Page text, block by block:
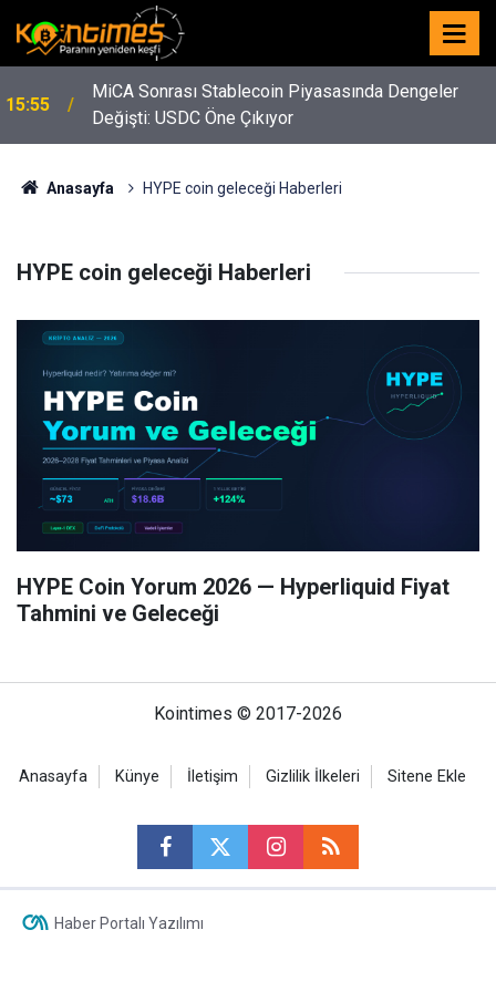
15:55
MiCA Sonrası Stablecoin Piyasasında Dengeler
Değişti: USDC Öne Çıkıyor
Anasayfa HYPE coin geleceği Haberleri
HYPE coin geleceği Haberleri
HYPE Coin Yorum 2026 — Hyperliquid Fiyat
Tahmini ve Geleceği
Kointimes © 2017-2026
Anasayfa Künye İletişim Gizlilik İlkeleri Sitene Ekle
Haber Portalı Yazılımı